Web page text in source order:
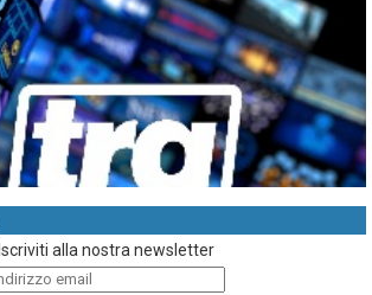
Iscriviti alla nostra newsletter